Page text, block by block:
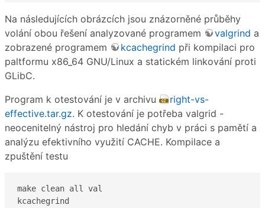
Na následujících obrázcích jsou znázorněné průběhy
volání obou řešení analyzované programem
valgrind a
zobrazené programem
kcachegrind při kompilaci pro
paltformu x86_64 GNU/Linux a statickém linkování proti
GLibC.
Program k otestování je v archivu
right-vs-
effective.tar.gz. K otestování je potřeba valgrid -
neocenitelný nástroj pro hledání chyb v práci s pamětí a
analýzu efektivního využití CACHE. Kompilace a
zpuštění testu
make clean all val
kcachegrind